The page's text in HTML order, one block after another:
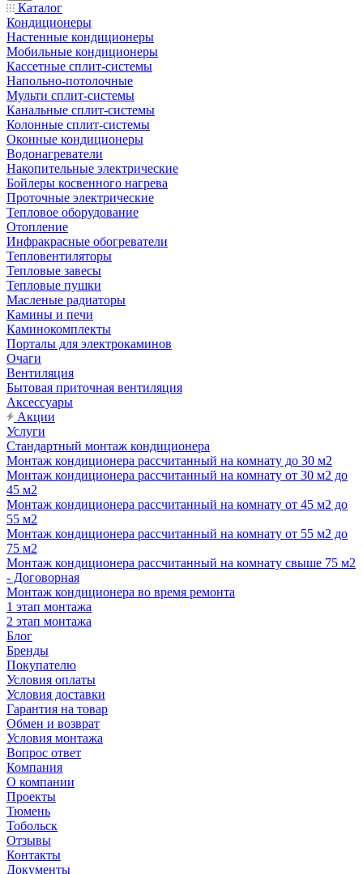
Каталог
Кондиционеры
Настенные кондиционеры
Мобильные кондиционеры
Кассетные сплит-системы
Напольно-потолочные
Мульти сплит-системы
Канальные сплит-системы
Колонные сплит-системы
Оконные кондиционеры
Водонагреватели
Накопительные электрические
Бойлеры косвенного нагрева
Проточные электрические
Тепловое оборудование
Отопление
Инфракрасные обогреватели
Тепловентиляторы
Тепловые завесы
Тепловые пушки
Масленые радиаторы
Камины и печи
Каминокомплекты
Порталы для электрокаминов
Очаги
Вентиляция
Бытовая приточная вентиляция
Аксессуары
Акции
Услуги
Стандартный монтаж кондиционера
Монтаж кондиционера рассчитанный на комнату до 30 м2
Монтаж кондиционера рассчитанный на комнату от 30 м2 до
45 м2
Монтаж кондиционера рассчитанный на комнату от 45 м2 до
55 м2
Монтаж кондиционера рассчитанный на комнату от 55 м2 до
75 м2
Монтаж кондиционера рассчитанный на комнату свыше 75 м2
- Договорная
Монтаж кондиционера во время ремонта
1 этап монтажа
2 этап монтажа
Блог
Бренды
Покупателю
Условия оплаты
Условия доставки
Гарантия на товар
Обмен и возврат
Условия монтажа
Вопрос ответ
Компания
О компании
Проекты
Тюмень
Тобольск
Отзывы
Контакты
Документы